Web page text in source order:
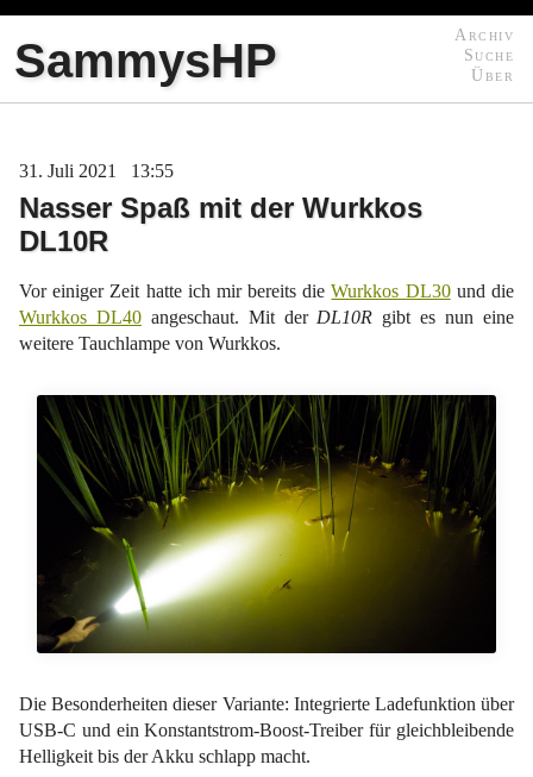
Archiv
Suche
Über
SammysHP
31 Juli 2021 13:55
Nasser Spaß mit der Wurkkos
DL10R
Vor einiger Zeit hatte ich mir bereits dieWurkkos DL30und die
Wurkkos DL40angeschaut. Mit der DL10R gibt es nun eine
weitere Tauchlampe von Wurkkos.
Die Besonderheiten dieser Variante: Integrierte Ladefunktion über
USB-C und ein Konstantstrom-Boost-Treiber für gleichbleibende
Helligkeit bis der Akku schlapp macht.